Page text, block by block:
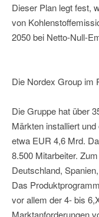
Dieser Plan legt fest,
von
2050 bei Netto-Null-
Die Nordex Group im
Die Gruppe hat über
Märkten installiert
etwa EUR 4,6 Mrd.
8.500 Mitarbeiter.
Deutschland,
Das
vor allem der 4- bis